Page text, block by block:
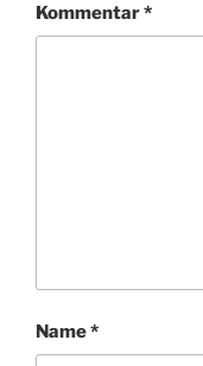
Kommentar*
Name*